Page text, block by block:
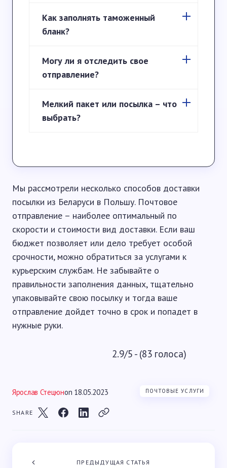
Как заполнять таможенный
бланк?
Могу ли я отследить свое
отправление?
Мелкий пакет или посылка – что
выбрать?
Мы рассмотрели несколько способов доставки
посылки из Беларуси в Польшу. Почтовое
отправление – наиболее оптимальный по
скорости и стоимости вид доставки. Если ваш
бюджет позволяет или дело требует особой
срочности, можно обратиться за услугами к
курьерским службам. Не забывайте о
правильности заполнения данных, тщательно
упаковывайте свою посылку и тогда ваше
отправление дойдет точно в срок и попадет в
нужные руки.
2.9/5 - (83 голоса)
Ярослав Стецюнon 18.05.2023 ПОЧТОВЫЕ УСЛУГИ
SHARE
ПРЕДЫДУЩАЯ СТАТЬЯ